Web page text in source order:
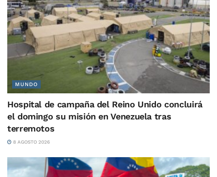
MUNDO
Hospital de campaña del Reino Unido concluirá
el domingo su misión en Venezuela tras
terremotos
8 AGOSTO 2026